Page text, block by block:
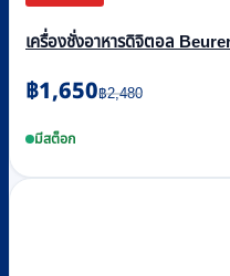
เครื่องชั่งอาหารดิจิตอล
฿2,480
Original
price
was:
฿1,650
Current
price
is:มีสต็อก